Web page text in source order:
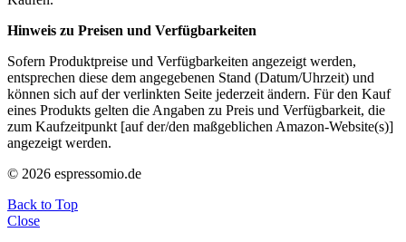
Hinweis zu Preisen und Verfügbarkeiten
Sofern Produktpreise und Verfügbarkeiten angezeigt werden,
entsprechen diese dem angegebenen Stand (Datum/Uhrzeit) und
können sich auf der verlinkten Seite jederzeit ändern. Für den Kauf
eines Produkts gelten die Angaben zu Preis und Verfügbarkeit, die
zum Kaufzeitpunkt [auf der/den maßgeblichen Amazon-Website(s)]
angezeigt werden.
© 2026 espressomio.de
Back to Top
Close